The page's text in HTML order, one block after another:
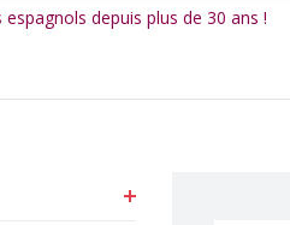
depuis plus de 30 ans !